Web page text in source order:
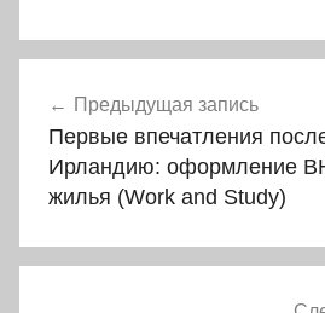
по
записям
Предыдущая запись
Первые впечатления
Ирландию: оформление
жилья (Work and Study)